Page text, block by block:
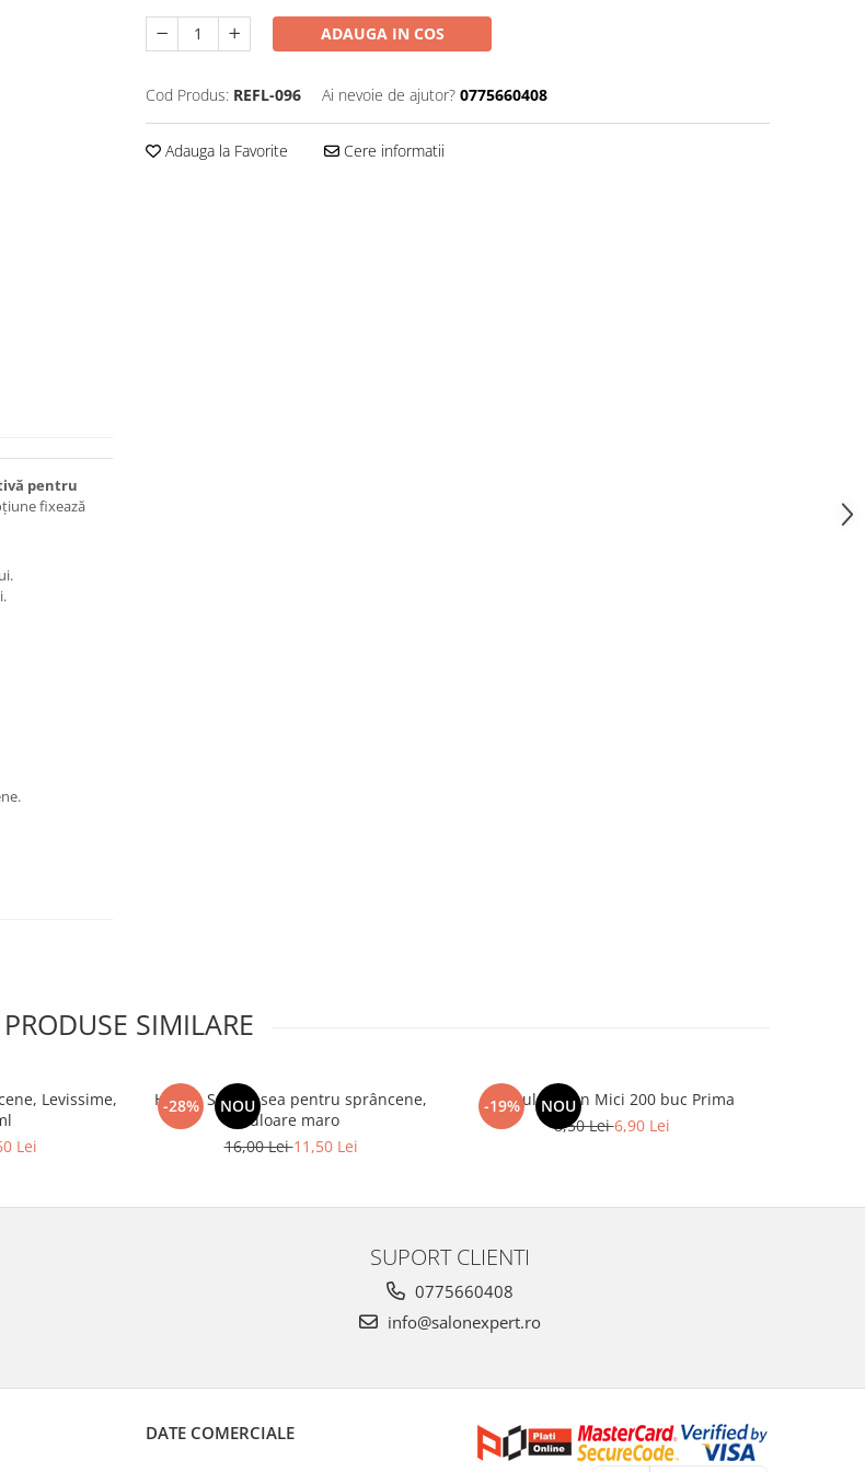
ADAUGA IN COS
Cod Produs: REFL-096 Ai nevoie de ajutor? 0775660408
Adauga la Favorite Cere informatii
pentru
fixează
PRODUSE SIMILARE
Levissime,
Lei
-28% NOU
Henna Set vopsea pentru sprâncene,
culoare maro
16,00 Lei11,50 Lei
-19% NOU
Spatule Lemn Mici 200 buc Prima
8,50 Lei6,90 Lei
SUPORT CLIENTI
0775660408
info@salonexpert.ro
DATE COMERCIALE